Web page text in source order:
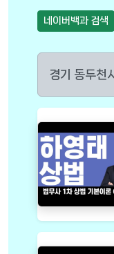
네이버백과 검색
경기 동두천